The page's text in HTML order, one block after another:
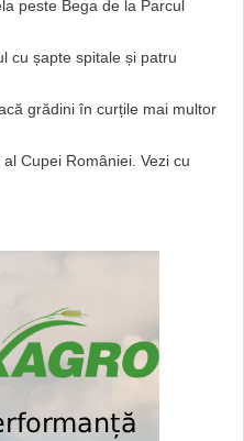
peste Bega de la Parcul
cu șapte spitale și patru
grădini în curțile mai multor
Cupei României. Vezi cu